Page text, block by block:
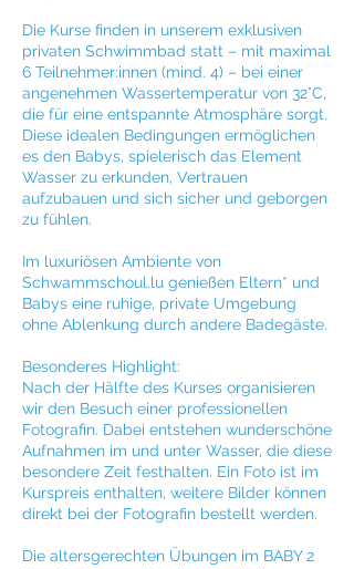
Die Kurse finden in unserem exklusiven
privaten Schwimmbad statt – mit maximal
6 Teilnehmer:innen (mind. 4) – bei einer
angenehmen Wassertemperatur von 32°C,
die für eine entspannte Atmosphäre sorgt.
Diese idealen Bedingungen ermöglichen
es den Babys, spielerisch das Element
Wasser zu erkunden, Vertrauen
aufzubauen und sich sicher und geborgen
zu fühlen.
Im luxuriösen Ambiente von
Schwammschoul.lu genießen Eltern* und
Babys eine ruhige, private Umgebung
ohne Ablenkung durch andere Badegäste.
Besonderes Highlight:
Nach der Hälfte des Kurses organisieren
wir den Besuch einer professionellen
Fotografin. Dabei entstehen wunderschöne
Aufnahmen im und unter Wasser, die diese
besondere Zeit festhalten. Ein Foto ist im
Kurspreis enthalten, weitere Bilder können
direkt bei der Fotografin bestellt werden.
Die altersgerechten Übungen im BABY 2